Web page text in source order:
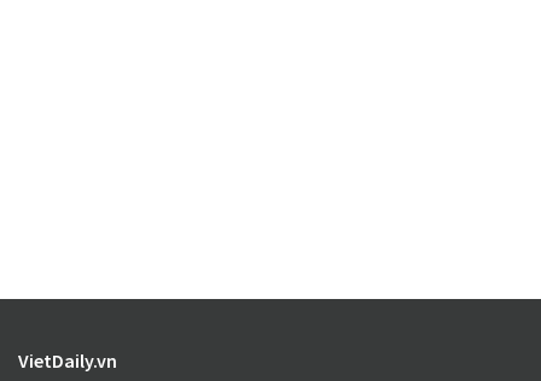
VietDaily.vn